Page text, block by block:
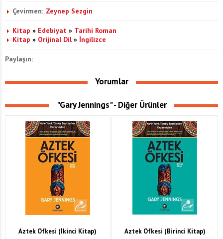
Çevirmen: Zeynep Sezgin
Kitap » Edebiyat » Tarihi Roman
Kitap » Orijinal Dil» İngilizce
Paylaşın:
Yorumlar
"Gary Jennings" - Diğer Ürünler
Aztek Öfkesi (İkinci Kitap) Aztek Öfkesi (Birinci Kitap)